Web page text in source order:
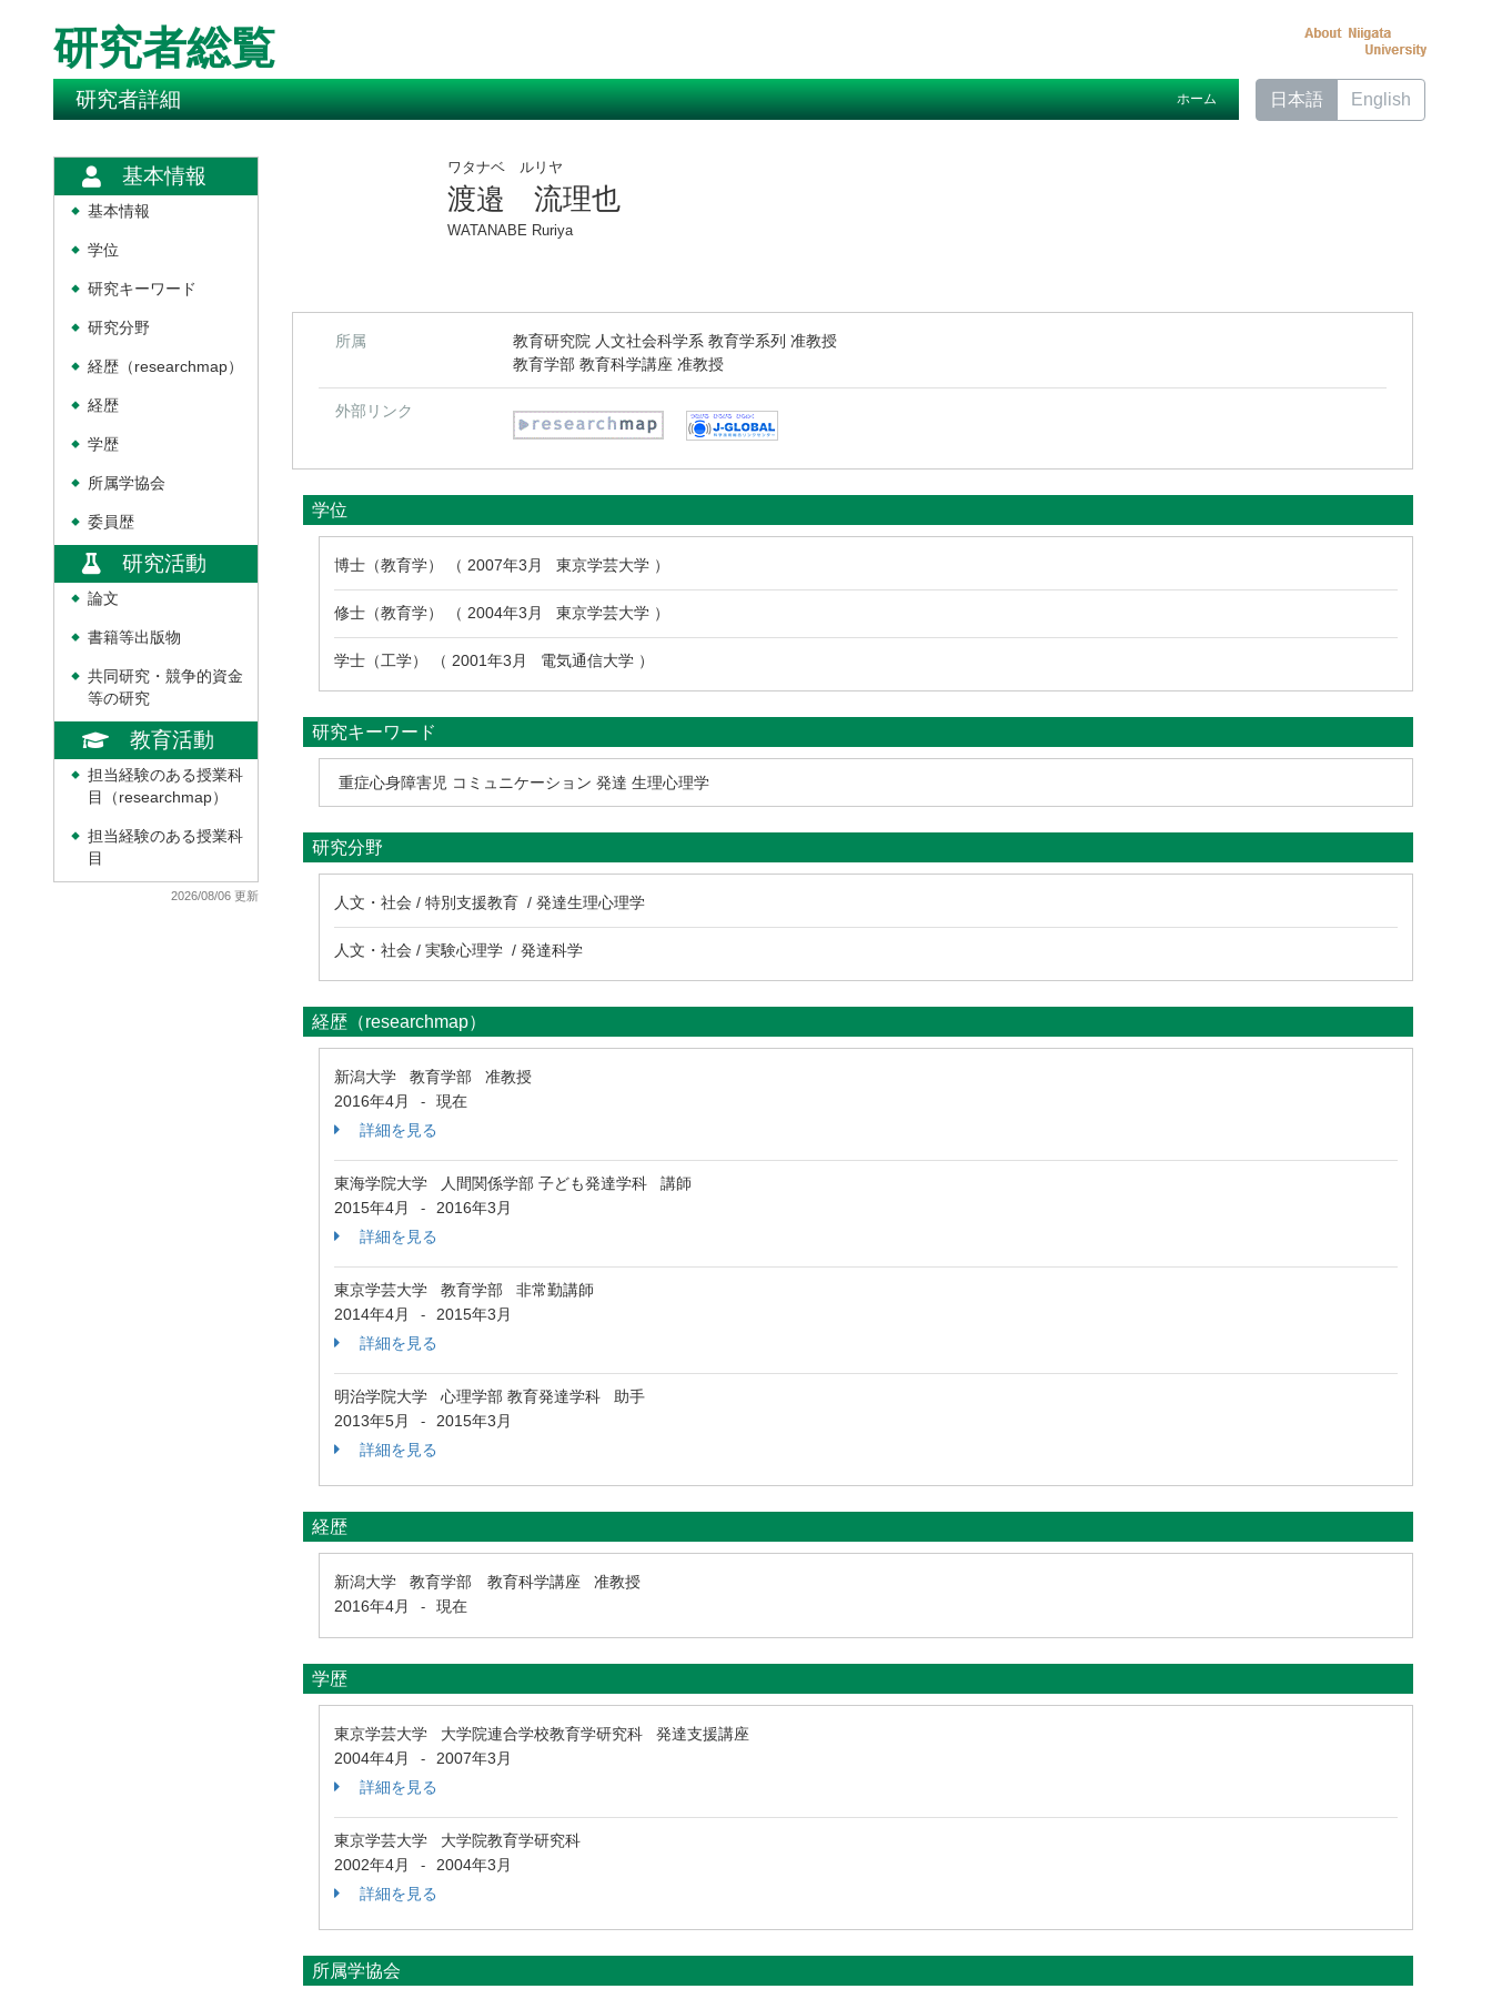
研究者総覧
研究者詳細 ホーム 日本語 English
基本情報
◆ 基本情報
◆ 学位
◆ 研究キーワード
◆ 研究分野
◆ 経歴（researchmap）
◆ 経歴
◆ 学歴
◆ 所属学協会
◆ 委員歴
研究活動
◆ 論文
◆ 書籍等出版物
◆
共同研究・競争的資金
等の研究
教育活動
◆
担当経験のある授業科
目（researchmap）
◆
担当経験のある授業科
目
2026/08/06 更新
ワタナベ ルリヤ
渡邉 流理也
WATANABE Ruriya
所属
教育研究院 人文社会科学系 教育学系列 准教授
教育学部 教育科学講座 准教授
外部リンク
学位
博士（教育学） （ 2007年3月 東京学芸大学 ）
修士（教育学） （ 2004年3月 東京学芸大学 ）
学士（工学） （ 2001年3月 電気通信大学 ）
研究キーワード
重症心身障害児 コミュニケーション 発達 生理心理学
研究分野
人文・社会 / 特別支援教育 / 発達生理心理学
人文・社会 / 実験心理学 / 発達科学
経歴（researchmap）
新潟大学 教育学部 准教授
2016年4月
-
現在
詳細を見る
東海学院大学 人間関係学部 子ども発達学科 講師
2015年4月
-
2016年3月
詳細を見る
東京学芸大学 教育学部 非常勤講師
2014年4月
-
2015年3月
詳細を見る
明治学院大学 心理学部 教育発達学科 助手
2013年5月
-
2015年3月
詳細を見る
経歴
新潟大学 教育学部 教育科学講座 准教授
2016年4月
- 現在
学歴
東京学芸大学 大学院連合学校教育学研究科 発達支援講座
2004年4月
-
2007年3月
詳細を見る
東京学芸大学 大学院教育学研究科
2002年4月
-
2004年3月
詳細を見る
所属学協会